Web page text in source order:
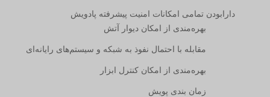
دارابودن تمامی امکانات امنیت پیشرفته پادویش
بهره‌مندی از امکان دیوار آتش
‫مقابله با احتمال نفوذ به شبکه و سیستم‌های رایانه‌ای
بهره‌مندی از امکان کنترل ابزار
زمان بندی پویش